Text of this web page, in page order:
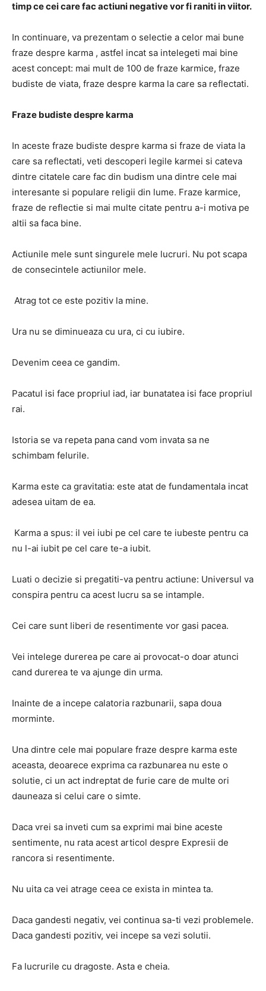
timp ce cei care fac actiuni negative vor fi raniti in viitor.
In continuare, va prezentam o selectie a celor mai bune
fraze despre karma , astfel incat sa intelegeti mai bine
acest concept: mai mult de 100 de fraze karmice, fraze
budiste de viata, fraze despre karma la care sa reflectati.
Fraze budiste despre karma
In aceste fraze budiste despre karma si fraze de viata la
care sa reflectati, veti descoperi legile karmei si cateva
dintre citatele care fac din budism una dintre cele mai
interesante si populare religii din lume. Fraze karmice,
fraze de reflectie si mai multe citate pentru a-i motiva pe
altii sa faca bine.
Actiunile mele sunt singurele mele lucruri. Nu pot scapa
de consecintele actiunilor mele.
Atrag tot ce este pozitiv la mine.
Ura nu se diminueaza cu ura, ci cu iubire.
Devenim ceea ce gandim.
Pacatul isi face propriul iad, iar bunatatea isi face propriul
rai.
Istoria se va repeta pana cand vom invata sa ne
schimbam felurile.
Karma este ca gravitatia: este atat de fundamentala incat
adesea uitam de ea.
Karma a spus: il vei iubi pe cel care te iubeste pentru ca
nu l-ai iubit pe cel care te-a iubit.
Luati o decizie si pregatiti-va pentru actiune: Universul va
conspira pentru ca acest lucru sa se intample.
Cei care sunt liberi de resentimente vor gasi pacea.
Vei intelege durerea pe care ai provocat-o doar atunci
cand durerea te va ajunge din urma.
Inainte de a incepe calatoria razbunarii, sapa doua
morminte.
Una dintre cele mai populare fraze despre karma este
aceasta, deoarece exprima ca razbunarea nu este o
solutie, ci un act indreptat de furie care de multe ori
dauneaza si celui care o simte.
Daca vrei sa inveti cum sa exprimi mai bine aceste
sentimente, nu rata acest articol despre Expresii de
rancora si resentimente.
Nu uita ca vei atrage ceea ce exista in mintea ta.
Daca gandesti negativ, vei continua sa-ti vezi problemele.
Daca gandesti pozitiv, vei incepe sa vezi solutii.
Fa lucrurile cu dragoste. Asta e cheia.